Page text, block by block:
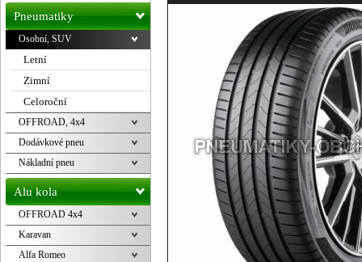
pneu
Pneumatiky
Osobní, SUV
Letní
Zimní
Celoroční
OFFROAD, 4x4
Dodávkové pneu
Nákladní pneu
Alu kola
OFFROAD 4x4
Karavan
Alfa Romeo